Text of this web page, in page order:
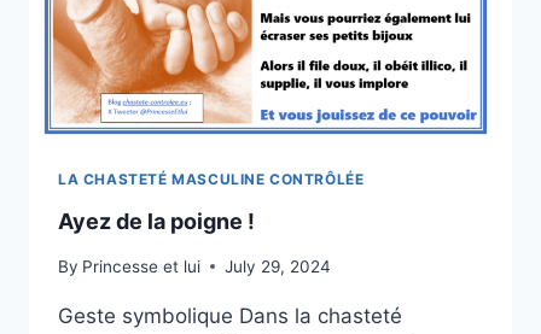
LA CHASTETÉ MASCULINE CONTRÔLÉE
Ayez de la poigne !
By Princesse et lui July 29, 2024
Geste symbolique Dans la chasteté